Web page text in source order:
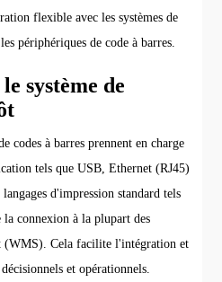
flexible avec les systèmes de
périphériques de code à barres.
système de
codes à barres prennent en charge
tels que USB, Ethernet (RJ45)
d'impression standard tels
connexion à la plupart des
(WMS). Cela facilite l'intégration et
et opérationnels.